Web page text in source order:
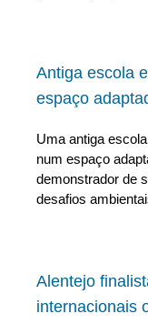
Antiga escola
espaço
Uma antiga
num espaço
demonstrador de
desafios
Alentejo
internacionais